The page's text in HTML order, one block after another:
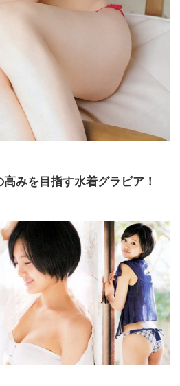
みを目指す水着グラビア！